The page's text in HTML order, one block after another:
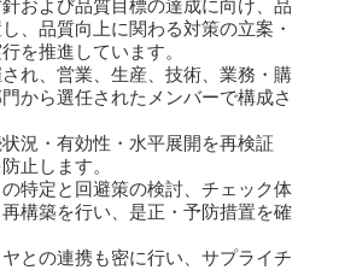
および品質目標の達成に向け、品
、品質向上に関わる対策の立案・
を推進しています。
れ、営業、生産、技術、業務・購
から選任されたメンバーで構成さ
況・有効性・水平展開を再検証
止します。
特定と回避策の検討、チェック体
構築を行い、是正・予防措置を確
との連携も密に行い、サプライチ